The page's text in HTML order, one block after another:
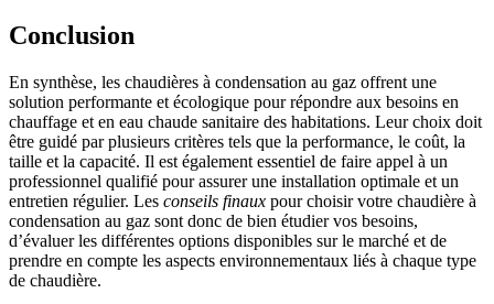
Conclusion
En synthèse, les chaudières à condensation au gaz offrent une
solution performante et écologique pour répondre aux besoins en
chauffage et en eau chaude sanitaire des habitations. Leur choix doit
être guidé par plusieurs critères tels que la performance, le coût, la
taille et la capacité. Il est également essentiel de faire appel à un
professionnel qualifié pour assurer une installation optimale et un
entretien régulier. Les conseils finaux pour choisir votre chaudière à
condensation au gaz sont donc de bien étudier vos besoins,
d’évaluer les différentes options disponibles sur le marché et de
prendre en compte les aspects environnementaux liés à chaque type
de chaudière.